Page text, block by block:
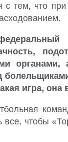
с тем, что
игра, она
все, чтобы